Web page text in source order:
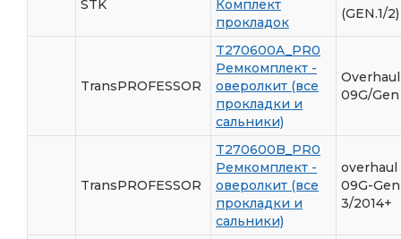
STK
Комплект
прокладок
(GEN.1/2)
TransPROFESSOR
T270600A_PR0
Ремкомплект -
оверолкит (все
прокладки и
сальники)
09G/Gen
TransPROFESSOR
T270600B_PR0
Ремкомплект -
оверолкит (все
прокладки и
сальники)
09G-Gen
3/2014+